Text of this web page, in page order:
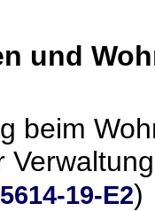
und
beim
Verwaltung
19-E2)